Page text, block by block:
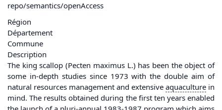
repo/semantics/openAccess
Région
Département
Commune
Description
The king scallop (Pecten maximus L.) has been the object of
some in-depth studies since 1973 with the double aim of
natural resources management and extensive aquaculture in
mind. The results obtained during the first ten years enabled